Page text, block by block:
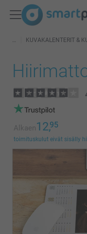
KUVAKALENTERIT &
Alkaen12,95
toimituskulut eivät sisälly